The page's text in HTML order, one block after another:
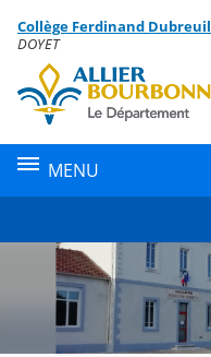
Contenu
Collège Ferdinand Dubreuil
DOYET
MENU